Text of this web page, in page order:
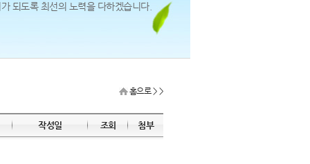
되도록 최선의 노력을 다하겠습니다.
홈으로> >
작성일 조회 첨부